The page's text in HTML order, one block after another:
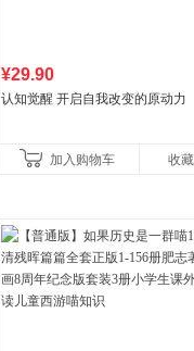
¥29.90
认知觉醒 开启自我改变的原动力
加入购物车 收藏